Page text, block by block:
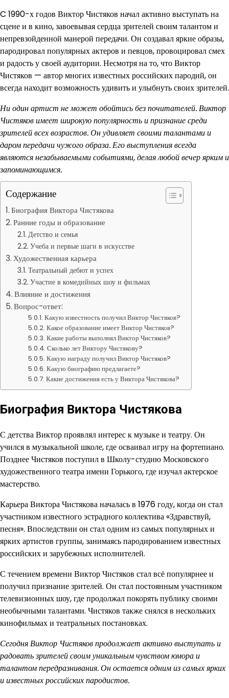
C 1990-х годов Виктор Чистяков начал активно выступать на
сцене и в кино, завоевывая сердца зрителей своим талантом и
непревзойденной манерой передачи. Он создавал яркие образы,
пародировал популярных актеров и певцов, провоцировал смех
и радость у своей аудитории. Несмотря на то, что Виктор
Чистяков — автор многих известных российских пародий, он
всегда находит возможность удивить и улыбнуть своих зрителей.
Ни один артист не может обойтись без почитателей. Виктор
Чистяков имеет широкую популярность и признание среди
зрителей всех возрастов. Он удивляет своими талантами и
даром передачи чужого образа. Его выступления всегда
являются незабываемыми событиями, делая любой вечер ярким и
запоминающимся.
Содержание
Биография Виктора Чистякова
Ранние годы и образование
Детство и семья
Учеба и первые шаги в искусстве
Художественная карьера
Театральный дебют и успех
Участие в комедийных шоу и фильмах
Влияние и достижения
Вопрос-ответ:
Какую известность получил Виктор Чистяков?
Какое образование имеет Виктор Чистяков?
Какие работы выполнял Виктор Чистяков?
Сколько лет Виктору Чистякову?
Какую награду получил Виктор Чистяков?
Какую биографию предлагаете?
Какие достижения есть у Виктора Чистякова?
Биография Виктора Чистякова
С детства Виктор проявлял интерес к музыке и театру. Он
учился в музыкальной школе, где осваивал игру на фортепиано.
Позднее Чистяков поступил в Школу-студию Московского
художественного театра имени Горького, где изучал актерское
мастерство.
Карьера Виктора Чистякова началась в 1976 году, когда он стал
участником известного эстрадного коллектива «Здравствуй,
песня». Впоследствии он стал одним из самых популярных и
ярких артистов группы, занимаясь пародированием известных
российских и зарубежных исполнителей.
С течением времени Виктор Чистяков стал всё популярнее и
получил признание зрителей. Он стал постоянным участником
телевизионных шоу, где продолжал покорять публику своими
необычными талантами. Чистяков также снялся в нескольких
кинофильмах и театральных постановках.
Сегодня Виктор Чистяков продолжает активно выступать и
радовать зрителей своим уникальным чувством юмора и
талантом передразнивания. Он остается одним из самых ярких
и известных российских пародистов.